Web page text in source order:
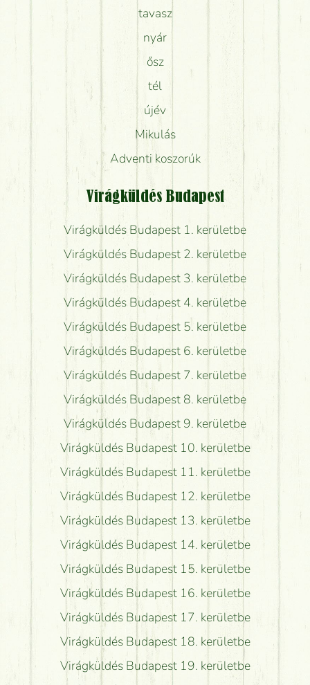
tavasz
nyár
ősz
tél
újév
Mikulás
Adventi koszorúk
Virágküldés Budapest
Virágküldés Budapest 1. kerületbe
Virágküldés Budapest 2. kerületbe
Virágküldés Budapest 3. kerületbe
Virágküldés Budapest 4. kerületbe
Virágküldés Budapest 5. kerületbe
Virágküldés Budapest 6. kerületbe
Virágküldés Budapest 7. kerületbe
Virágküldés Budapest 8. kerületbe
Virágküldés Budapest 9. kerületbe
Virágküldés Budapest 10. kerületbe
Virágküldés Budapest 11. kerületbe
Virágküldés Budapest 12. kerületbe
Virágküldés Budapest 13. kerületbe
Virágküldés Budapest 14. kerületbe
Virágküldés Budapest 15. kerületbe
Virágküldés Budapest 16. kerületbe
Virágküldés Budapest 17. kerületbe
Virágküldés Budapest 18. kerületbe
Virágküldés Budapest 19. kerületbe